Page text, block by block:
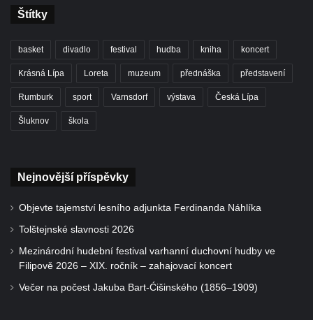
Štítky
basket divadlo festival hudba kniha koncert
Krásná Lípa Loreta muzeum přednáška představení
Rumburk sport Varnsdorf výstava Česká Lípa
Šluknov škola
Nejnovější příspěvky
Objevte tajemství lesního adjunkta Ferdinanda Náhlíka
Tolštejnské slavnosti 2026
Mezinárodní hudební festival varhanní duchovní hudby ve
Filipově 2026 – XIX. ročník – zahajovací koncert
Večer na počest Jakuba Bart-Ćišinského (1856–1909)